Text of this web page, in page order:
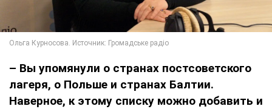
– Вы упомянули о странах постсоветского
лагеря, о Польше и странах Балтии.
Наверное, к этому списку можно добавить и